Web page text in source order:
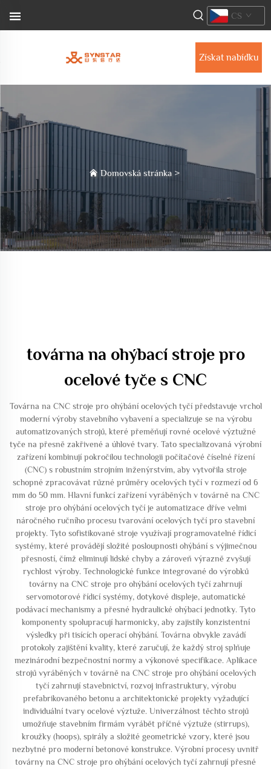
Získat nabídku
CS
Domovská stránka >
továrna na ohýbací stroje pro
ocelové tyče s CNC
Továrna na CNC stroje pro ohýbání ocelových tyčí představuje vrchol
moderní výroby stavebního vybavení a specializuje se na výrobu
automatizovaných strojů, které přeměňují rovné ocelové výztužné
tyče na přesně zakřivené a úhlové tvary. Tato specializovaná výrobní
zařízení kombinují pokročilou technologii počítačové číselné řízení
(CNC) s robustním strojním inženýrstvím, aby vytvořila stroje
schopné zpracovávat různé průměry ocelových tyčí v rozmezí od 6
mm do 50 mm. Hlavní funkcí zařízení vyráběných v továrně na CNC
stroje pro ohýbání ocelových tyčí je automatizace dříve velmi
náročného ručního procesu tvarování ocelových tyčí pro stavební
projekty. Tyto sofistikované stroje využívají programovatelné řídicí
systémy, které provádějí složité posloupnosti ohýbání s výjimečnou
přesností, čímž eliminují lidské chyby a zároveň výrazně zvyšují
rychlost výroby. Technologické funkce integrované do výrobků
továrny na CNC stroje pro ohýbání ocelových tyčí zahrnují
servomotorové řídicí systémy, dotykové displeje, automatické
podávací mechanismy a přesné hydraulické ohýbací jednotky. Tyto
komponenty spolupracují harmonicky, aby zajistily konzistentní
výsledky při tisících operací ohýbání. Továrna obvykle zavádí
protokoly zajištění kvality, které zaručují, že každý stroj splňuje
mezinárodní bezpečnostní normy a výkonové specifikace. Aplikace
strojů vyráběných v továrně na CNC stroje pro ohýbání ocelových
tyčí zahrnují stavebnictví, rozvoj infrastruktury, výrobu
prefabrikovaného betonu a architektonické projekty vyžadující
individuální tvary ocelové výztuže. Univerzálnost těchto strojů
umožňuje stavebním firmám vyrábět příčné výztuže (stirrups),
kroužky (hoops), spirály a složité geometrické vzory, které jsou
nezbytné pro moderní betonové konstrukce. Výrobní procesy uvnitř
továrny na CNC stroje pro ohýbání ocelových tyčí zahrnují přesné